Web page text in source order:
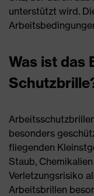
unterstützt wird.
Was ist das
besonders
fliegenden
Staub,
Verletzungsrisiko
Arbeitsbrillen